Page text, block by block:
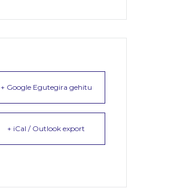
+ Google Egutegira gehitu
+ iCal / Outlook export